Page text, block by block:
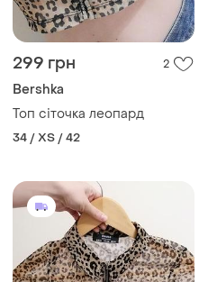
299 грн 2
Bershka
Топ сіточка леопард
34 / XS / 42